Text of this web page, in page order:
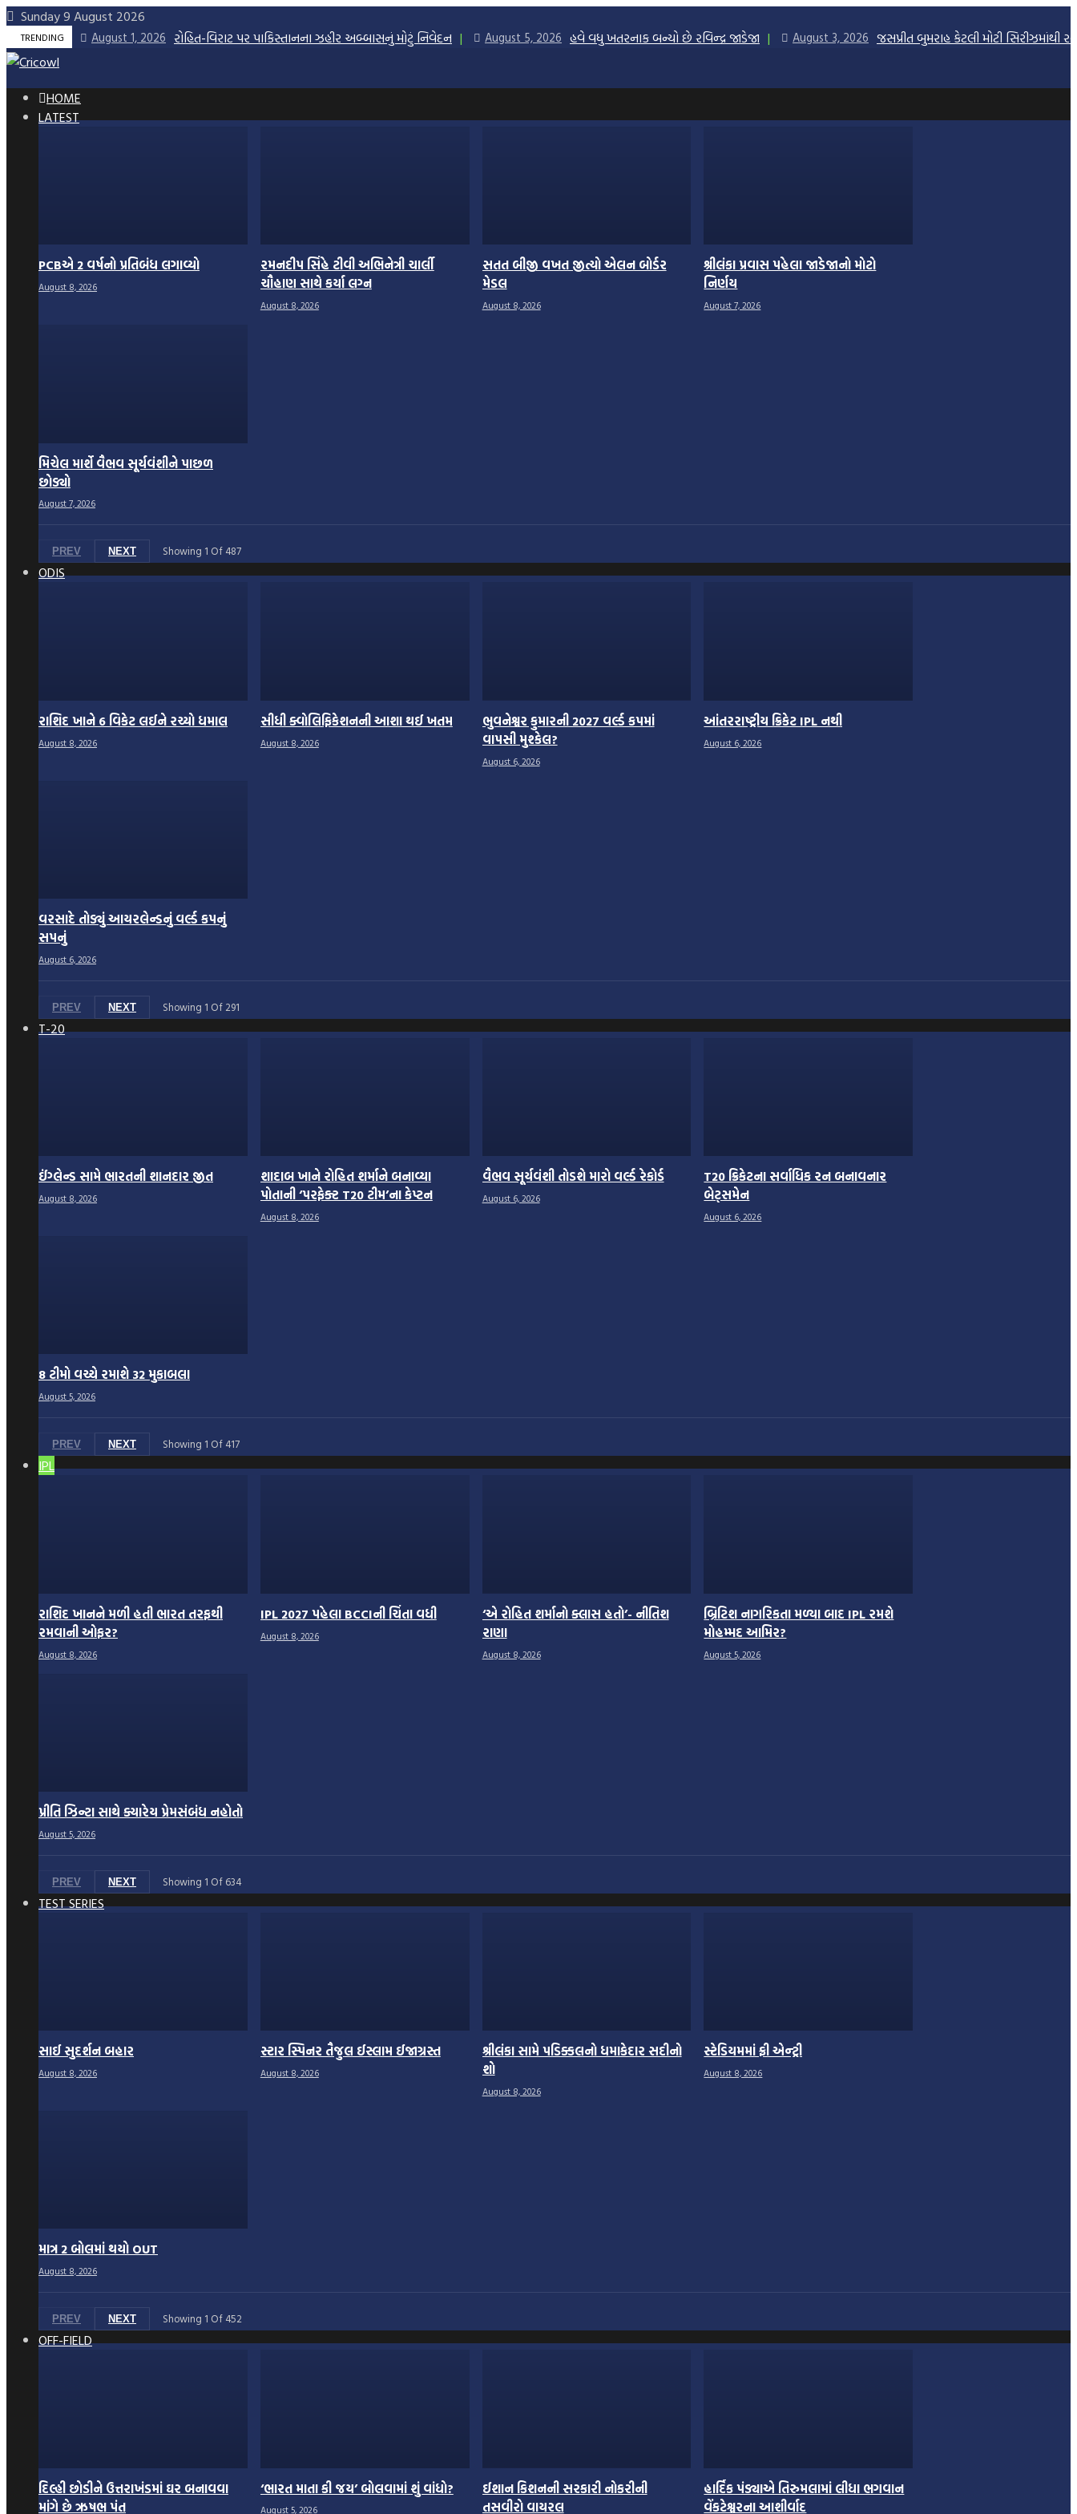
Skip
content
Sunday 9 August 2026
TRENDING August 1, 2026 રોહિત-વિરાટ પર પાકિસ્તાનના ઝહીર અબ્બાસનું મોટું નિવેદન August 5, 2026 હવે વધુ ખતરનાક બન્યો છે રવિન્દ્ર જાડેજા August 3, 2026 જસપ્રીત બુમરાહ કેટલી મોટી સિરીઝમાંથી
HOME
LATEST
PCBએ 2 વર્ષનો પ્રતિબંધ લગાવ્યો
August 8, 2026
રમનદીપ સિંહે ટીવી અભિનેત્રી ચાર્લી
ચૌહાણ સાથે કર્યા લગ્ન
August 8, 2026
સતત બીજી વખત જીત્યો એલન બોર્ડર
મેડલ
August 8, 2026
શ્રીલંકા પ્રવાસ પહેલા જાડેજાનો મોટો
નિર્ણય
August 7, 2026
મિચેલ માર્શે વૈભવ સૂર્યવંશીને પાછળ
છોડ્યો
August 7, 2026
PREV NEXT Showing 1 Of 487
ODIS
રાશિદ ખાને 6 વિકેટ લઈને રચ્યો ધમાલ
August 8, 2026
સીધી ક્વોલિફિકેશનની આશા થઈ ખતમ
August 8, 2026
ભુવનેશ્વર કુમારની 2027 વર્લ્ડ કપમાં
વાપસી મુશ્કેલ?
August 6, 2026
આંતરરાષ્ટ્રીય ક્રિકેટ IPL નથી
August 6, 2026
વરસાદે તોડ્યું આયરલેન્ડનું વર્લ્ડ કપનું
સપનું
August 6, 2026
PREV NEXT Showing 1 Of 291
T-20
ઈંગ્લેન્ડ સામે ભારતની શાનદાર જીત
August 8, 2026
શાદાબ ખાને રોહિત શર્માને બનાવ્યા
પોતાની ‘પરફેક્ટ T20 ટીમ’ના કેપ્ટન
August 8, 2026
વૈભવ સૂર્યવંશી તોડશે મારો વર્લ્ડ રેકોર્ડ
August 6, 2026
T20 ક્રિકેટના સર્વાધિક રન બનાવનાર
બેટ્સમેન
August 6, 2026
8 ટીમો વચ્ચે રમાશે 32 મુકાબલા
August 5, 2026
PREV NEXT Showing 1 Of 417
IPL
રાશિદ ખાનને મળી હતી ભારત તરફથી
રમવાની ઓફર?
August 8, 2026
IPL 2027 પહેલા BCCIની ચિંતા વધી
August 8, 2026
‘એ રોહિત શર્માનો ક્લાસ હતો’- નીતિશ
રાણા
August 8, 2026
બ્રિટિશ નાગરિકતા મળ્યા બાદ IPL રમશે
મોહમ્મદ આમિર?
August 5, 2026
પ્રીતિ ઝિન્ટા સાથે ક્યારેય પ્રેમસંબંધ નહોતો
August 5, 2026
PREV NEXT Showing 1 Of 634
TEST SERIES
સાઈ સુદર્શન બહાર
August 8, 2026
સ્ટાર સ્પિનર તૈજુલ ઈસ્લામ ઈજાગ્રસ્ત
August 8, 2026
શ્રીલંકા સામે પડિક્કલનો ધમાકેદાર સદીનો
શો
August 8, 2026
સ્ટેડિયમમાં ફ્રી એન્ટ્રી
August 8, 2026
માત્ર 2 બોલમાં થયો OUT
August 8, 2026
PREV NEXT Showing 1 Of 452
OFF-FIELD
દિલ્હી છોડીને ઉત્તરાખંડમાં ઘર બનાવવા
માંગે છે ઋષભ પંત
‘ભારત માતા કી જય’ બોલવામાં શું વાંધો?
August 5, 2026
ઈશાન કિશનની સરકારી નોકરીની
તસવીરો વાયરલ
હાર્દિક પંડ્યાએ તિરુમલામાં લીધા ભગવાન
વેંકટેશ્વરના આશીર્વાદ